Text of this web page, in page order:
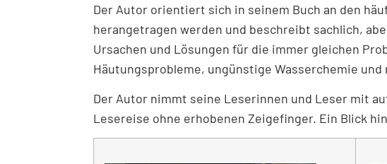
Der Autor orientiert sich in seinem Buch an den
herangetragen werden und beschreibt sachlich,
Ursachen und Lösungen für die immer gleichen
Häutungsprobleme, ungünstige Wasserchemie und
Der Autor nimmt seine Leserinnen und Leser mit
Lesereise ohne erhobenen Zeigefinger. Ein Blick